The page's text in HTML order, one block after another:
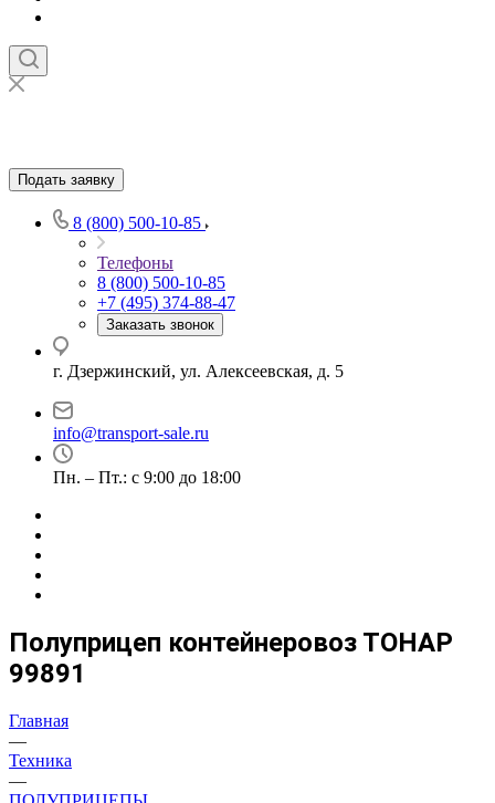
Подать заявку
8 (800) 500-10-85
Телефоны
8 (800) 500-10-85
+7 (495) 374-88-47
Заказать звонок
г. Дзержинский, ул. Алексеевская, д. 5
info@transport-sale.ru
Пн. – Пт.: с 9:00 до 18:00
Полуприцеп контейнеровоз ТОНАР
99891
Главная
—
Техника
—